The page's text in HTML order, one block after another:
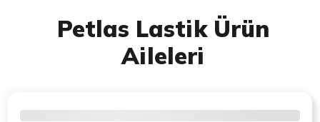
Petlas Lastik Ürün
Aileleri